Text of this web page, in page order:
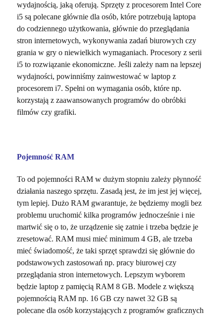
wydajnością, jaką oferują. Sprzęty z procesorem Intel Core
i5 są polecane głównie dla osób, które potrzebują laptopa
do codziennego użytkowania, głównie do przeglądania
stron internetowych, wykonywania zadań biurowych czy
grania w gry o niewielkich wymaganiach. Procesory z serii
i5 to rozwiązanie ekonomiczne. Jeśli zależy nam na lepszej
wydajności, powinniśmy zainwestować w laptop z
procesorem i7. Spełni on wymagania osób, które np.
korzystają z zaawansowanych programów do obróbki
filmów czy grafiki.
Pojemność RAM
To od pojemności RAM w dużym stopniu zależy płynność
działania naszego sprzętu. Zasadą jest, że im jest jej więcej,
tym lepiej. Dużo RAM gwarantuje, że będziemy mogli bez
problemu uruchomić kilka programów jednocześnie i nie
martwić się o to, że urządzenie się zatnie i trzeba będzie je
zresetować. RAM musi mieć minimum 4 GB, ale trzeba
mieć świadomość, że taki sprzęt sprawdzi się głównie do
podstawowych zastosowań np. pracy biurowej czy
przeglądania stron internetowych. Lepszym wyborem
będzie laptop z pamięcią RAM 8 GB. Modele z większą
pojemnością RAM np. 16 GB czy nawet 32 GB są
polecane dla osób korzystających z programów graficznych